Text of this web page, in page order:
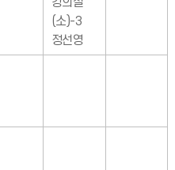
(소)-3
정선영